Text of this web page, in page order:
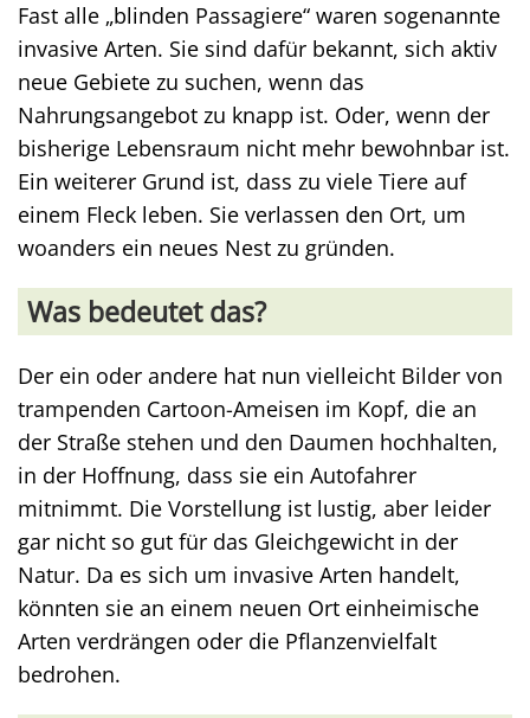
Fast alle „blinden Passagiere“ waren sogenannte
invasive Arten. Sie sind dafür bekannt, sich aktiv
neue Gebiete zu suchen, wenn das
Nahrungsangebot zu knapp ist. Oder, wenn der
bisherige Lebensraum nicht mehr bewohnbar ist.
Ein weiterer Grund ist, dass zu viele Tiere auf
einem Fleck leben. Sie verlassen den Ort, um
woanders ein neues Nest zu gründen.
Was bedeutet das?
Der ein oder andere hat nun vielleicht Bilder von
trampenden Cartoon-Ameisen im Kopf, die an
der Straße stehen und den Daumen hochhalten,
in der Hoffnung, dass sie ein Autofahrer
mitnimmt. Die Vorstellung ist lustig, aber leider
gar nicht so gut für das Gleichgewicht in der
Natur. Da es sich um invasive Arten handelt,
könnten sie an einem neuen Ort einheimische
Arten verdrängen oder die Pflanzenvielfalt
bedrohen.